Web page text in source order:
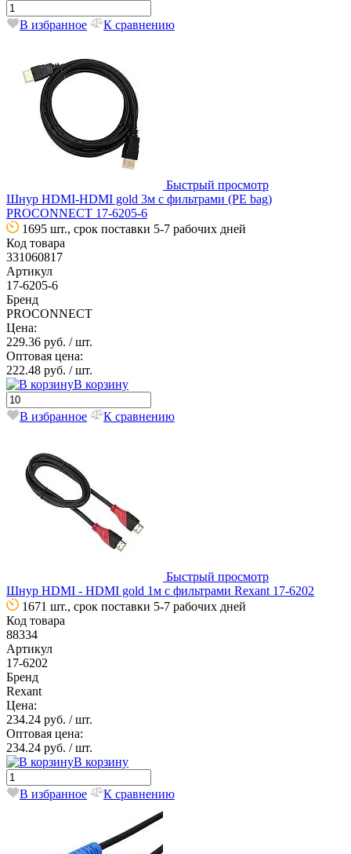
В избранное К сравнению
Быстрый просмотр
Шнур HDMI-HDMI gold 3м с фильтрами (PE bag)
PROCONNECT 17-6205-6
1695 шт., срок поставки 5-7 рабочих дней
Код товара
331060817
Артикул
17-6205-6
Бренд
PROCONNECT
Цена:
229.36 руб. / шт.
Оптовая цена:
222.48 руб. / шт.
В корзину
В избранное К сравнению
Быстрый просмотр
Шнур HDMI - HDMI gold 1м с фильтрами Rexant 17-6202
1671 шт., срок поставки 5-7 рабочих дней
Код товара
88334
Артикул
17-6202
Бренд
Rexant
Цена:
234.24 руб. / шт.
Оптовая цена:
234.24 руб. / шт.
В корзину
В избранное К сравнению